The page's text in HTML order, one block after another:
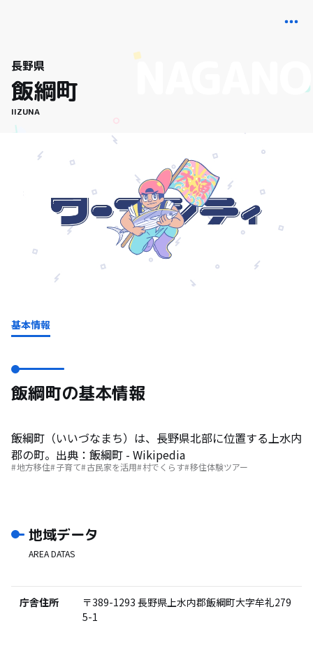
長野県
飯綱町
IIZUNA
基本情報
飯綱町の基本情報
飯綱町（いいづなまち）は、長野県北部に位置する上水内
郡の町。 出典： 飯綱町 - Wikipedia
地方移住 子育て 古民家を活用 村でくらす 移住体験ツアー
地域データ
AREA DATAS
庁舎住所 〒389-1293 長野県上水内郡飯綱町大字牟礼279
5-1